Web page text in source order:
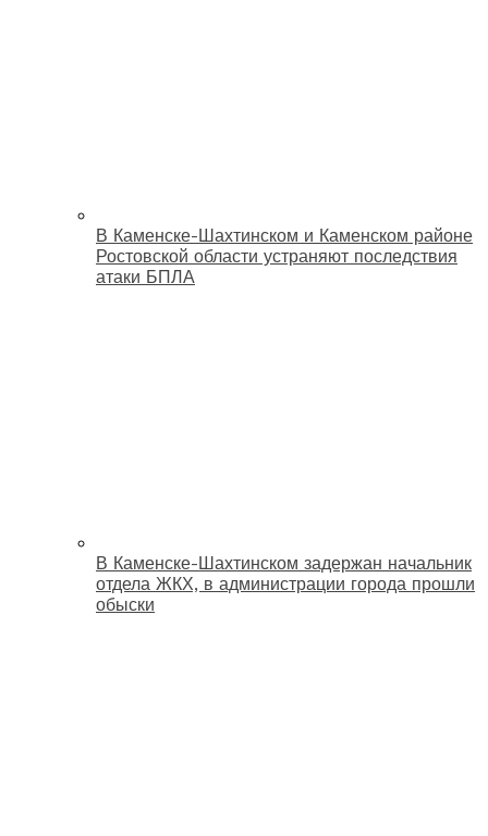
В Каменске-Шахтинском и Каменском районе
Ростовской области устраняют последствия
атаки БПЛА
В Каменске-Шахтинском задержан начальник
отдела ЖКХ, в администрации города прошли
обыски